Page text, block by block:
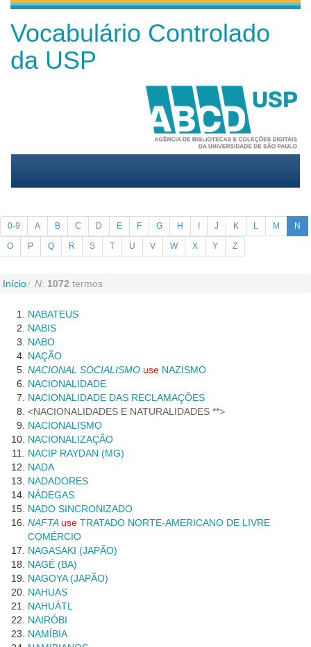
Vocabulário Controlado
da USP
0-9 A B C D E F G H I J K L M N
O P Q R S T U V W X Y Z
Início N: 1072 termos
NABATEUS
NABIS
NABO
NAÇÃO
NACIONAL SOCIALISMO use NAZISMO
NACIONALIDADE
NACIONALIDADE DAS RECLAMAÇÕES
NACIONALIDADES E NATURALIDADES **
NACIONALISMO
NACIONALIZAÇÃO
NACIP RAYDAN (MG)
NADA
NADADORES
NÁDEGAS
NADO SINCRONIZADO
NAFTAuse TRATADO NORTE-AMERICANO DE LIVRE
COMÉRCIO
NAGASAKI (JAPÃO)
NAGÉ (BA)
NAGOYA (JAPÃO)
NAHUAS
NAHUÁTL
NAIRÓBI
NAMÍBIA